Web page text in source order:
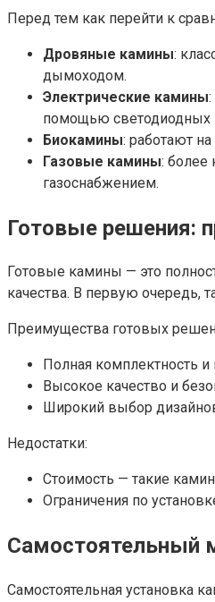
Перед тем как перейти к
Дровяные камины:
дымоходом.
Электрические камины
помощью светодиодных
Биокамины: работают
Газовые камины: более
газоснабжением.
Готовые решения:
Готовые камины — это
качества. В первую очередь,
Преимущества готовых
Полная комплектность
Высокое качество и
Широкий выбор
Недостатки:
Стоимость — такие
Ограничения по
Самостоятельный
Самостоятельная установка